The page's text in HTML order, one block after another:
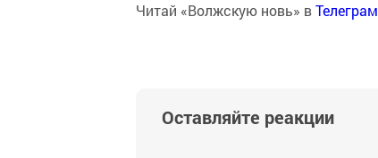
Читай «Волжскую новь» вТелеграм
Оставляйте реакции